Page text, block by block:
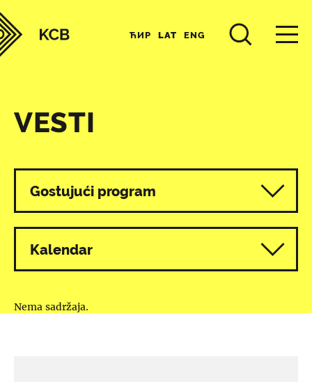
ЋИР LAT ENG
VESTI
Svi programi
Gostujući program
Kalendar
Nema sadržaja.